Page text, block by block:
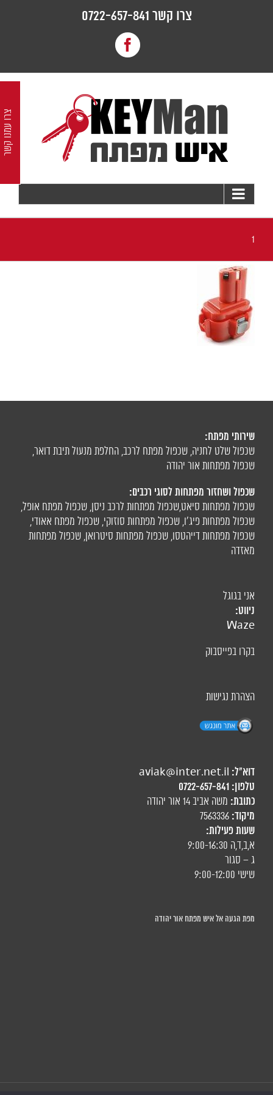
צרו קשר 0722-657-841
Facebook
1
שירותי מפתח:
שכפול שלט לחניה, שכפול מפתח לרכב, החלפת מנעול תיבת דואר,
שכפול מפתחות אור יהודה
שכפול ושחזור מפתחות לסוגי רכבים:
שכפול מפתחות סיאט,שכפול מפתחות לרכב ניסן , שכפול מפתח אופל,
שכפול מפתחות פיג'ו, שכפול מפתחות סוזוקי, שכפול מפתח אאודי,
שכפול מפתחות דייהטסו, שכפול מפתחות סיטרואן , שכפול מפתחות
מאזדה
אני בגוגל
ניווט:
Waze
בקרו בפייסבוק
הצהרת נגישות
דוא"ל: aviak@inter.net.il
טלפון: 0722-657-841
כתובת: משה אביב 14 אור יהודה
מיקוד: 7563336
שעות פעילות:
א,ב,ד,ה 9:00-16:30
ג – סגור
שישי 9:00-12:00
מפת הגעה אל איש מפתח אור יהודה
צרו עמנו קשר